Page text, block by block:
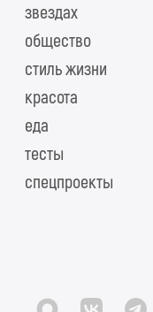
звездах
общество
стиль жизни
красота
еда
тесты
спецпроекты